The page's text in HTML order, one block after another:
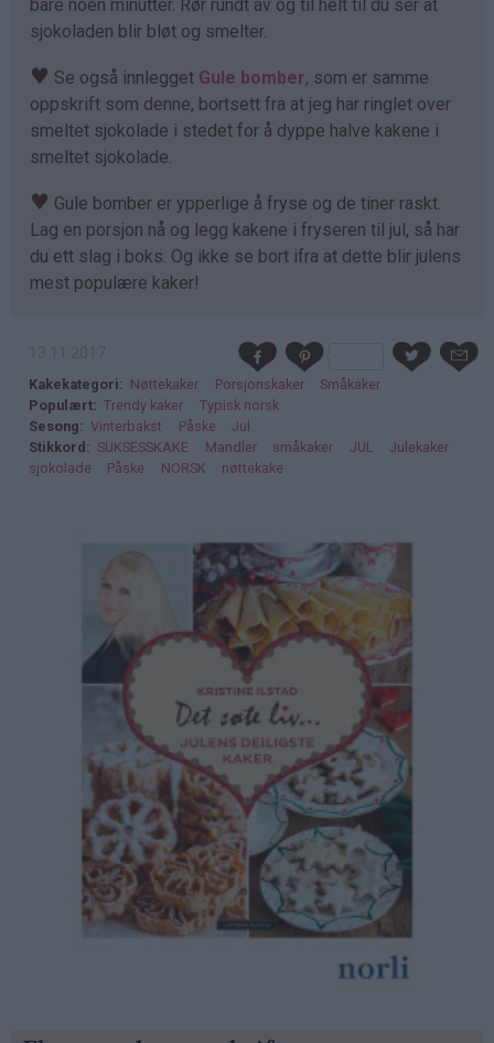
bare noen minutter. Rør rundt av og til helt til du ser at
sjokoladen blir bløt og smelter.
♥ Se også innlegget Gule bomber, som er samme
oppskrift som denne, bortsett fra at jeg har ringlet over
smeltet sjokolade i stedet for å dyppe halve kakene i
smeltet sjokolade.
♥ Gule bomber er ypperlige å fryse og de tiner raskt.
Lag en porsjon nå og legg kakene i fryseren til jul, så har
du ett slag i boks. Og ikke se bort ifra at dette blir julens
mest populære kaker!
Kakekategori Nøttekaker Porsjonskaker
Småkaker
Populært
Trendy kaker
Typisk norsk
Sesong
Vinterbakst Påske
Jul
Stikkord
SUKSESSKAKE Mandler småkaker JUL
Julekaker
sjokolade
Påske NORSK nøttekake